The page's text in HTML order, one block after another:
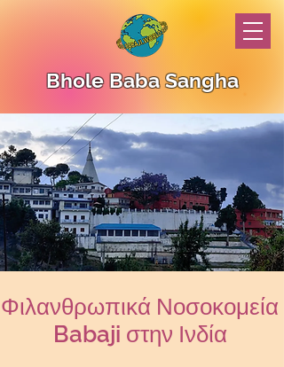
Bhole Baba Sangha
Φιλανθρωπικά Νοσοκομεία
Babaji στην Ινδία